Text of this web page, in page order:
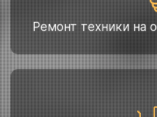
Ремонт техники на